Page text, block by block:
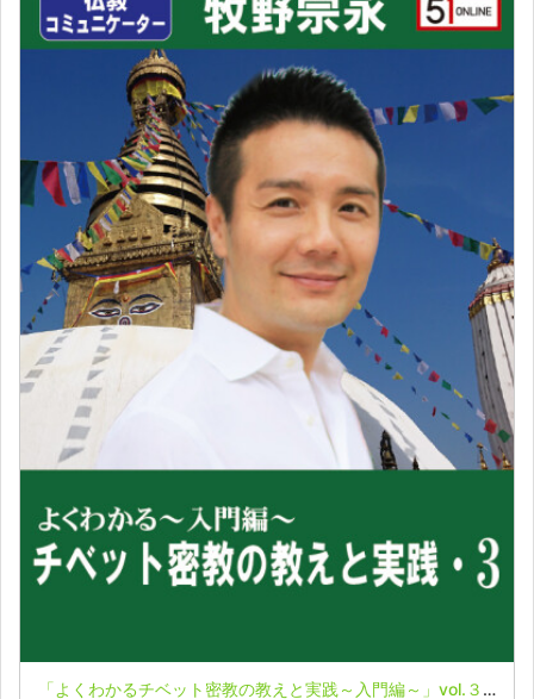
「よくわかるチベット密教の教えと実践～入門編～」vol.３★牧野宗永